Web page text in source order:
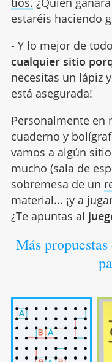
estaréis haciendo
- Y lo mejor de
cualquier sitio
necesitas un lápiz
está asegurada!
Personalmente en
cuaderno y
vamos a algún
mucho (sala de
sobremesa de un
material... ¡y a
¿Te apuntas al
Más